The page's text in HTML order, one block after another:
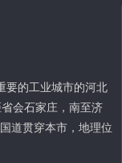
要的工业城市的河北
会石家庄，南至济
道贯穿本市，地理位